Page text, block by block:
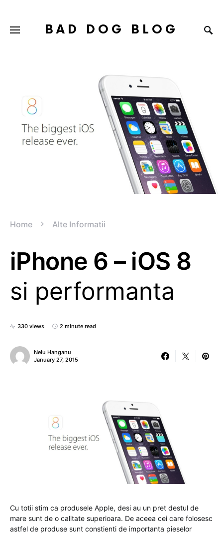
BAD DOG BLOG
Home Alte Informatii
iPhone 6 – iOS 8
si performanta
330 views 2 minute read
Nelu Hanganu
January 27, 2015
Cu totii stim ca produsele Apple, desi au un pret destul de
mare sunt de o calitate superioara. De aceea cei care folosesc
astfel de produse sunt constienti de importanta pieselor